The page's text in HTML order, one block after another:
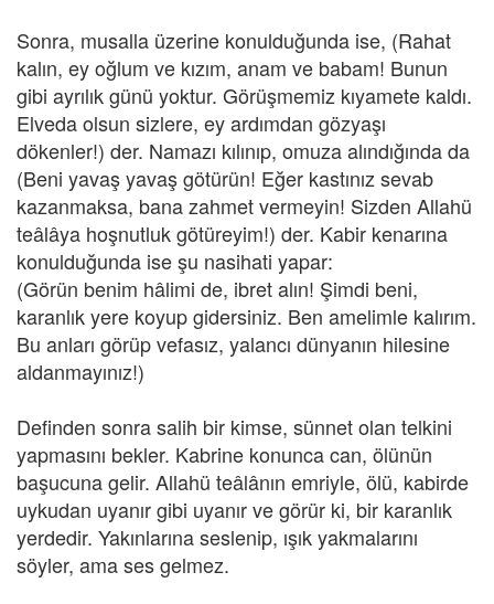
Sonra, musalla üzerine konulduğunda ise, (Rahat
kalın, ey oğlum ve kızım, anam ve babam! Bunun
gibi ayrılık günü yoktur. Görüşmemiz kıyamete kaldı.
Elveda olsun sizlere, ey ardımdan gözyaşı
dökenler!) der. Namazı kılınıp, omuza alındığında da
(Beni yavaş yavaş götürün! Eğer kastınız sevab
kazanmaksa, bana zahmet vermeyin! Sizden Allahü
teâlâya hoşnutluk götüreyim!) der. Kabir kenarına
konulduğunda ise şu nasihati yapar:
(Görün benim hâlimi de, ibret alın! Şimdi beni,
karanlık yere koyup gidersiniz. Ben amelimle kalırım.
Bu anları görüp vefasız, yalancı dünyanın hilesine
aldanmayınız!)
Definden sonra salih bir kimse, sünnet olan telkini
yapmasını bekler. Kabrine konunca can, ölünün
başucuna gelir. Allahü teâlânın emriyle, ölü, kabirde
uykudan uyanır gibi uyanır ve görür ki, bir karanlık
yerdedir. Yakınlarına seslenip, ışık yakmalarını
söyler, ama ses gelmez.